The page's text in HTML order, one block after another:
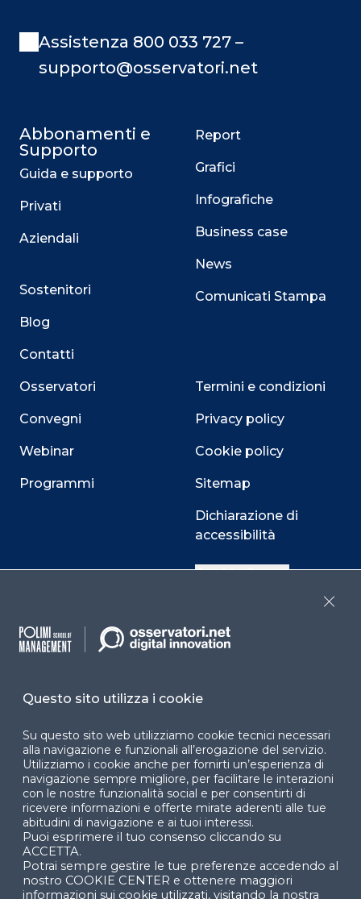
Assistenza 800 033 727 –
supporto@osservatori.net
Abbonamenti e
Supporto
Guida e supporto
Privati
Aziendali
Sostenitori
Blog
Contatti
Osservatori
Convegni
Webinar
Programmi
Report
Grafici
Infografiche
Business case
News
Comunicati Stampa
Termini e condizioni
Privacy policy
Cookie policy
Sitemap
Dichiarazione di
accessibilità
Cookie Center
Facebook LinkedIn
© 2024 Copyright © Politecnico di Milano Dipartimento
di Ingegneria Gestionale
Questo sito utilizza i cookie
Su questo sito web utilizziamo cookie tecnici necessari
alla navigazione e funzionali all’erogazione del servizio.
Utilizziamo i cookie anche per fornirti un’esperienza di
navigazione sempre migliore, per facilitare le interazioni
con le nostre funzionalità social e per consentirti di
ricevere informazioni e offerte mirate aderenti alle tue
abitudini di navigazione e ai tuoi interessi.
Puoi esprimere il tuo consenso cliccando su
ACCETTA.
Potrai sempre gestire le tue preferenze accedendo al
nostro COOKIE CENTER e ottenere maggiori
informazioni sui cookie utilizzati, visitando la nostra